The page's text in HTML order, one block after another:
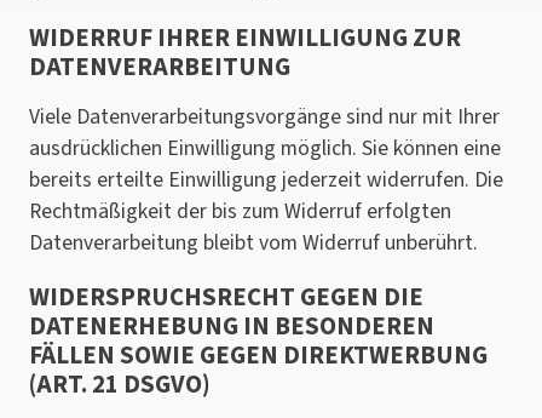
WIDERRUF IHRER EINWILLIGUNG ZUR
DATENVERARBEITUNG
Viele Datenverarbeitungsvorgänge sind nur mit Ihrer
ausdrücklichen Einwilligung möglich. Sie können eine
bereits erteilte Einwilligung jederzeit widerrufen. Die
Rechtmäßigkeit der bis zum Widerruf erfolgten
Datenverarbeitung bleibt vom Widerruf unberührt.
WIDERSPRUCHSRECHT GEGEN DIE
DATENERHEBUNG IN BESONDEREN
FÄLLEN SOWIE GEGEN DIREKTWERBUNG
(ART. 21 DSGVO)